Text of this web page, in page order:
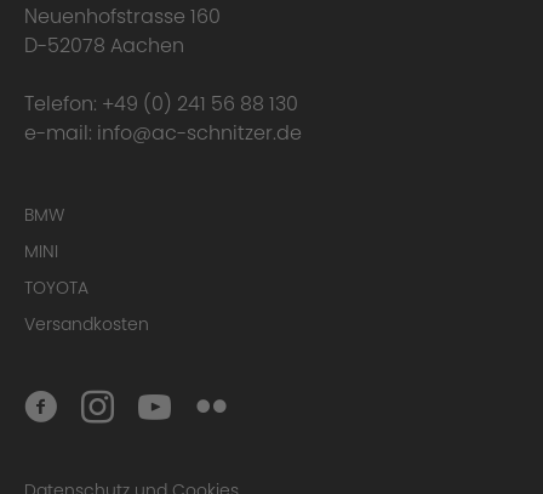
Conclusion
Neuenhofstrasse 160
D-52078 Aachen
Telefon: +49 (0) 241 56 88 130
e-mail: info@ac-schnitzer.de
BMW
MINI
TOYOTA
Versandkosten